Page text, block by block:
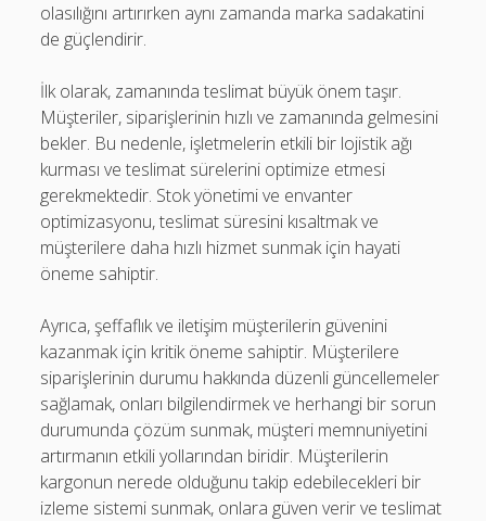
olasılığını artırırken aynı zamanda marka sadakatini
de güçlendirir.
İlk olarak, zamanında teslimat büyük önem taşır.
Müşteriler, siparişlerinin hızlı ve zamanında gelmesini
bekler. Bu nedenle, işletmelerin etkili bir lojistik ağı
kurması ve teslimat sürelerini optimize etmesi
gerekmektedir. Stok yönetimi ve envanter
optimizasyonu, teslimat süresini kısaltmak ve
müşterilere daha hızlı hizmet sunmak için hayati
öneme sahiptir.
Ayrıca, şeffaflık ve iletişim müşterilerin güvenini
kazanmak için kritik öneme sahiptir. Müşterilere
siparişlerinin durumu hakkında düzenli güncellemeler
sağlamak, onları bilgilendirmek ve herhangi bir sorun
durumunda çözüm sunmak, müşteri memnuniyetini
artırmanın etkili yollarından biridir. Müşterilerin
kargonun nerede olduğunu takip edebilecekleri bir
izleme sistemi sunmak, onlara güven verir ve teslimat